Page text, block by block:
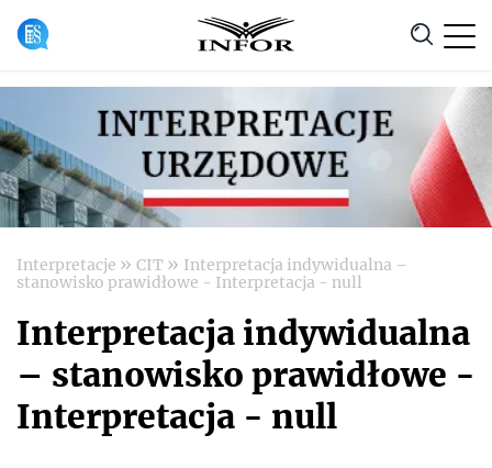
Anuluj
Interpretacje » CIT » Interpretacja indywidualna –
stanowisko prawidłowe - Interpretacja - null
Interpretacja indywidualna
– stanowisko prawidłowe -
Interpretacja - null